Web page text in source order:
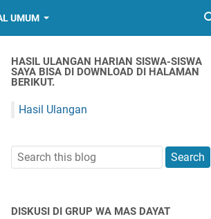
UMUM
HASIL ULANGAN HARIAN SISWA-SISWA
SAYA BISA DI DOWNLOAD DI HALAMAN
BERIKUT.
Hasil Ulangan
DISKUSI DI GRUP WA MAS DAYAT